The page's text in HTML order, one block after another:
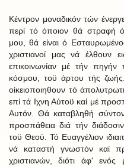
Κέντρον μοναδικόν τών
περί τό όποιον θά στραφή
μου, θά είναι ό
χριστιανοί μας νά έλθουν
επικοινωνίαν μέ τήν
κόσμου, τοϋ άρτου τής
οίκειοποιηθουν τό
επί τά Ιχνη Αύτοϋ καί μέ
Αυτόν. Θά καταβληθή
προσπάθεια διά τήν
τοϋ Θεοϋ. Τό Ευαγγέλιον
νά καταστή γνωστόν καί
χριστιανών, διότι άφ' ενός